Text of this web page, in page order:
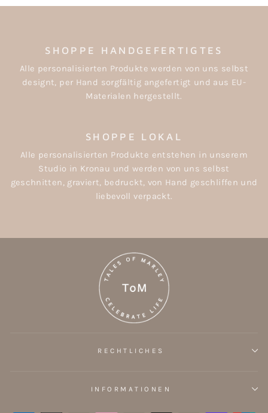
SHOPPE HANDGEFERTIGTES
Alle personalisierten Produkte werden von uns selbst
designt, per Hand sorgfältig angefertigt und aus EU-
Materialen hergestellt.
SHOPPE LOKAL
Alle personalisierten Produkte entstehen in unserem
Studio in Kronau und werden von uns selbst
geschnitten, graviert, bedruckt, von Hand geschliffen und
liebevoll verpackt.
RECHTLICHES
INFORMATIONEN